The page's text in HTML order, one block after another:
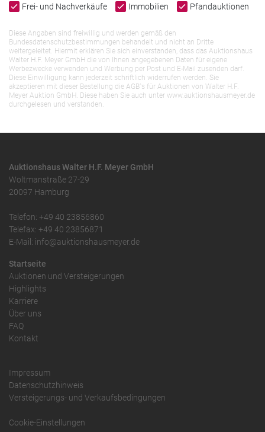
Frei- und Nachverkäufe
Immobilien Pfandauktionen
Diese Angaben sind freiwillig und werden gemäß den
Bundesdatenschutzbestimmungen behandelt und nicht an Dritte
weitergeleitet. Hiermit erklären Sie sich einverstanden, dass das Auktionshaus
Walter H.F. Meyer GmbH die von Ihnen angegebenen Daten für eigene
Werbezwecke verwenden und Werbung per Post und E-Mail zusenden darf.
Diese Einwilligung kann jederzeit schriftlich widerrufen werden. Sie
akzeptieren mit dieser Bestellung die AGB`s für Auktionen von Walter H.F.
Meyer Auktion GmbH. Diese haben Sie auch unter www.auktionshausmeyer.de
durchgelesen und verstanden.
Auktionshaus Walter H.F. Meyer GmbH
Woltmanstraße 27-29
20097 Hamburg
Telefon: +49 40 23856860
Telefax: +49 40 23856871
E-Mail: info@auktionshausmeyer.de
Startseite
Auktionen und Versteigerungen
Highlights
Karriere
Über uns
FAQ
Kontakt
Impressum
Datenschutzhinweis
Versteigerungs- und Verkaufsbedingungen
Cookie-Einstellungen